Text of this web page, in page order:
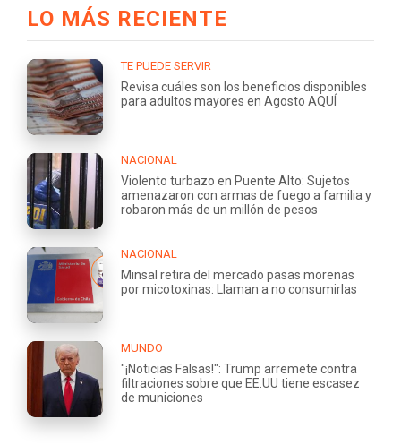
LO MÁS RECIENTE
TE PUEDE SERVIR
Revisa cuáles son los beneficios disponibles
para adultos mayores en Agosto AQUÍ
NACIONAL
Violento turbazo en Puente Alto: Sujetos
amenazaron con armas de fuego a familia y
robaron más de un millón de pesos
NACIONAL
Minsal retira del mercado pasas morenas
por micotoxinas: Llaman a no consumirlas
MUNDO
"¡Noticias Falsas!": Trump arremete contra
filtraciones sobre que EE.UU tiene escasez
de municiones